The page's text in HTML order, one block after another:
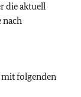
die aktuell
nach
mit folgenden